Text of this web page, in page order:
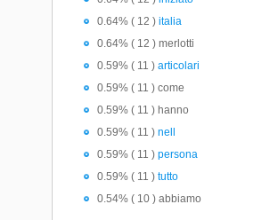
0.64% ( 12 )italia
0.64% ( 12 ) merlotti
0.59% ( 11 )articolari
0.59% ( 11 ) come
0.59% ( 11 ) hanno
0.59% ( 11 )nell
0.59% ( 11 )persona
0.59% ( 11 )tutto
0.54% ( 10 ) abbiamo